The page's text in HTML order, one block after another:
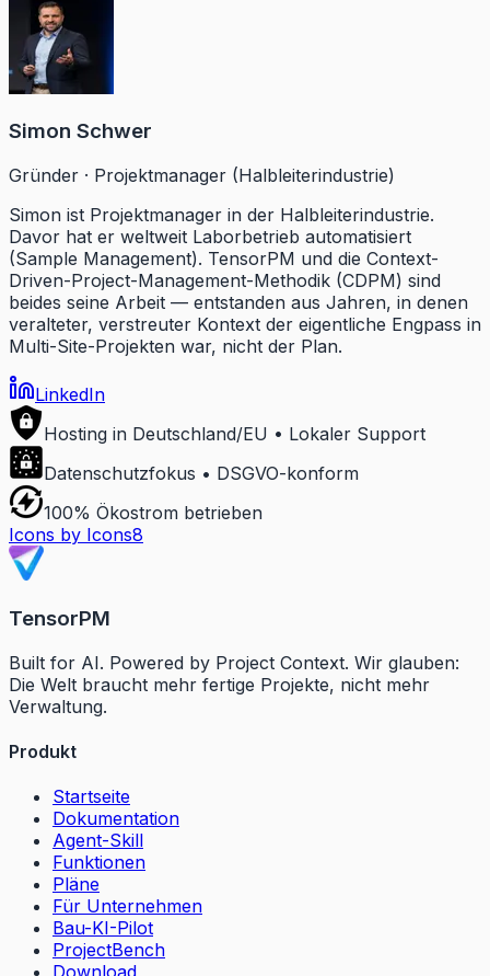
Simon Schwer
Gründer · Projektmanager (Halbleiterindustrie)
Simon ist Projektmanager in der Halbleiterindustrie.
Davor hat er weltweit Laborbetrieb automatisiert
(Sample Management). TensorPM und die Context-
Driven-Project-Management-Methodik (CDPM) sind
beides seine Arbeit — entstanden aus Jahren, in denen
veralteter, verstreuter Kontext der eigentliche Engpass in
Multi-Site-Projekten war, nicht der Plan.
LinkedIn
Hosting in Deutschland/EU • Lokaler Support
Datenschutzfokus • DSGVO-konform
100% Ökostrom betrieben
Icons by Icons8
TensorPM
Built for AI. Powered by Project Context. Wir glauben:
Die Welt braucht mehr fertige Projekte, nicht mehr
Verwaltung.
Produkt
Startseite
Dokumentation
Agent-Skill
Funktionen
Pläne
Für Unternehmen
Bau-KI-Pilot
ProjectBench